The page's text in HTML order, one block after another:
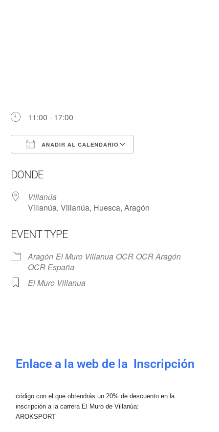
11:00 - 17:00
AÑADIR AL CALENDARIO
DONDE
Villanúa
Villanúa, Villanúa, Huesca, Aragón
EVENT TYPE
Aragón El Muro Villanua OCR OCR Aragón
OCR España
El Muro Villanua
Enlace a la web de la Inscripción
código con el que obtendrás un 20% de descuento en la
inscripción a la carrera El Muro de Villanúa:
AROKSPORT